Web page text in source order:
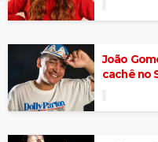
João
cachê no